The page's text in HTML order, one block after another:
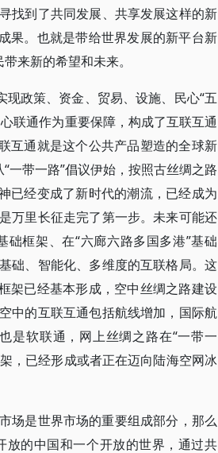
找到了共同发展、共享发展这样的新
果。也就是带给世界发展的新平台新
来新的希望和未来。
政策、资金、贸易、设施、民心“五
联通作为重要保障，构成了互联互通
互通就是这个公共产品塑造的全球新
一带一路”倡议伊始，按照古丝绸之路
已经变成了新时代的潮流，已经成为
万里长征走完了第一步。未来可能还
框架、在“六廊六路多国多港”基础
础、智能化、多维度的互联格局。这
架已经基本形成，空中丝绸之路建设
中的互联互通包括航线增加，国际航
是软联通，网上丝绸之路在“一带一
，已经形成或者正在迈向陆海空网冰
场是世界市场的重要组成部分，那么
的中国和一个开放的世界，通过共